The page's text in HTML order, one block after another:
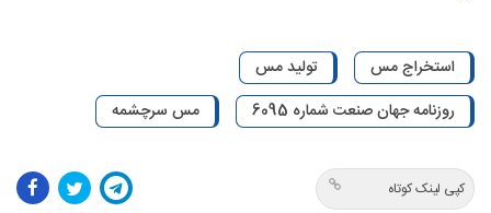
استخراج مس
تولید مس
روزنامه جهان صنعت شماره 6095
مس سرچشمه
کپی لینک کوتاه